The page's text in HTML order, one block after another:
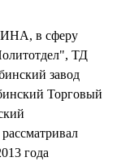
в сферу
ТД
завод
Торговый
года